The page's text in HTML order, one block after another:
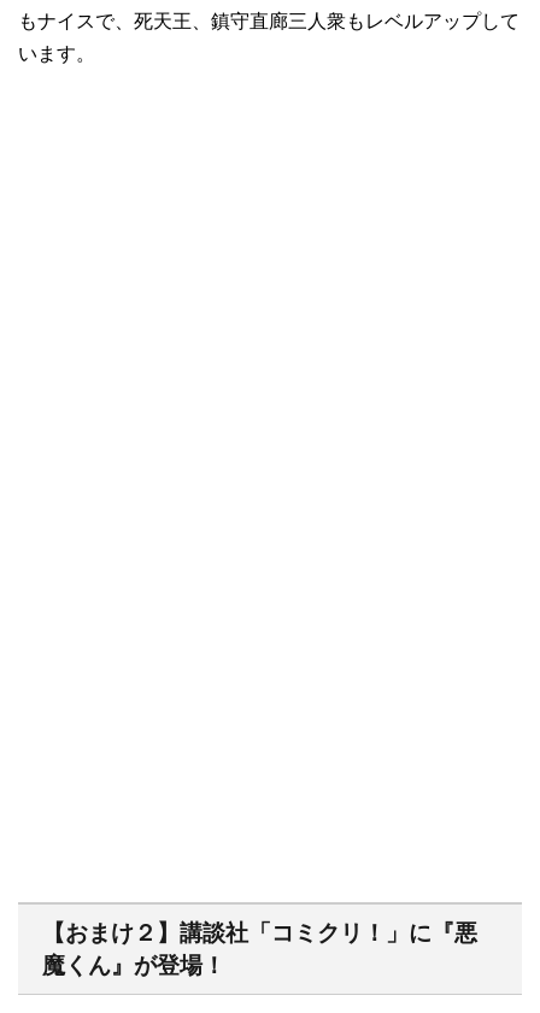
もナイスで、死天王、鎮守直廊三人衆もレベルアップして
います。
【おまけ２】講談社「コミクリ！」に『悪
魔くん』が登場！